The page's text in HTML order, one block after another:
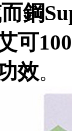
鋼
可
效。